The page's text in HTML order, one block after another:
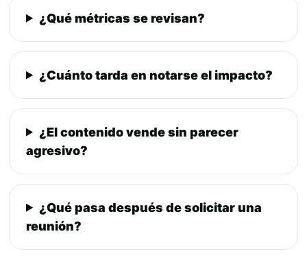
¿Qué métricas se revisan?
¿Cuánto tarda en notarse el impacto?
¿El contenido vende sin parecer
agresivo?
¿Qué pasa después de solicitar una
reunión?